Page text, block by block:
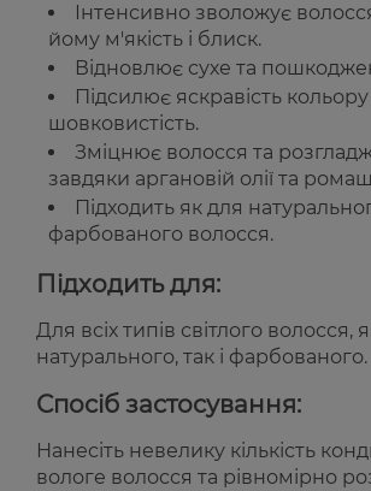
Інтенсивно зволожує
йому м'якість і блиск.
Відновлює сухе та
Підсилює яскравість кольору
шовковистість.
Зміцнює волосся та
завдяки аргановій олії та
Підходить як для
фарбованого волосся.
Підходить для:
Для всіх типів світлого волосся,
натурального, так і фарбованого.
Спосіб застосування:
Нанесіть невелику кількість
вологе волосся та рівномірно